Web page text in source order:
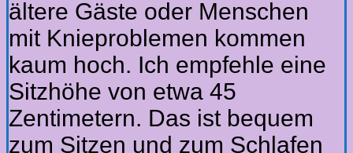
ältere Gäste oder Menschen
mit Knieproblemen kommen
kaum hoch. Ich empfehle eine
Sitzhöhe von etwa 45
Zentimetern. Das ist bequem
zum Sitzen und zum Schlafen